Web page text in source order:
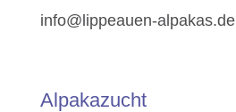
info@lippeauen-alpakas.de
Alpakazucht